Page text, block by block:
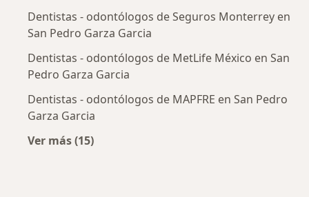
Dentistas - odontólogos de Seguros Monterrey en
San Pedro Garza Garcia
Dentistas - odontólogos de MetLife México en San
Pedro Garza Garcia
Dentistas - odontólogos de MAPFRE en San Pedro
Garza Garcia
Ver más (15)